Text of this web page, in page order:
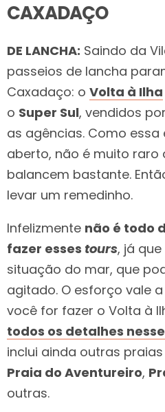
CAXADAÇO
DE LANCHA: Saindo da
passeios de lancha
Caxadaço: o Volta à Ilha
o Super Sul, vendidos
as agências. Como
aberto, não é muito raro
balancem bastante.
levar um remedinho.
Infelizmente não é todo
fazer esses tours, já
situação do mar, que
agitado. O esforço vale
você for fazer o Volta à
todos os detalhes
inclui ainda outras
Praia do Aventureiro,
outras.